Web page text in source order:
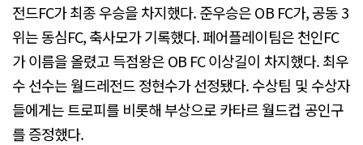
전드FC가 최종 우승을 차지했다. 준우승은 OB FC가, 공동 3
위는 동심FC, 축사모가 기록했다. 페어플레이팀은 천인FC
가 이름을 올렸고 득점왕은 OB FC 이상길이 차지했다. 최우
수 선수는 월드레전드 정현수가 선정됐다. 수상팀 및 수상자
들에게는 트로피를 비롯해 부상으로 카타르 월드컵 공인구
를 증정했다.